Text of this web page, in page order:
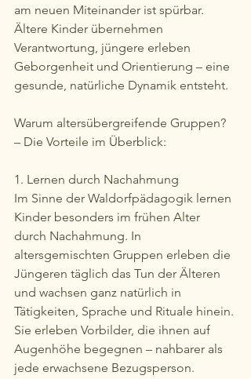
am neuen Miteinander ist spürbar.
Ältere Kinder übernehmen
Verantwortung, jüngere erleben
Geborgenheit und Orientierung – eine
gesunde, natürliche Dynamik entsteht.
Warum altersübergreifende Gruppen?
– Die Vorteile im Überblick:
1. Lernen durch Nachahmung
Im Sinne der Waldorfpädagogik lernen
Kinder besonders im frühen Alter
durch Nachahmung. In
altersgemischten Gruppen erleben die
Jüngeren täglich das Tun der Älteren
und wachsen ganz natürlich in
Tätigkeiten, Sprache und Rituale hinein.
Sie erleben Vorbilder, die ihnen auf
Augenhöhe begegnen – nahbarer als
jede erwachsene Bezugsperson.